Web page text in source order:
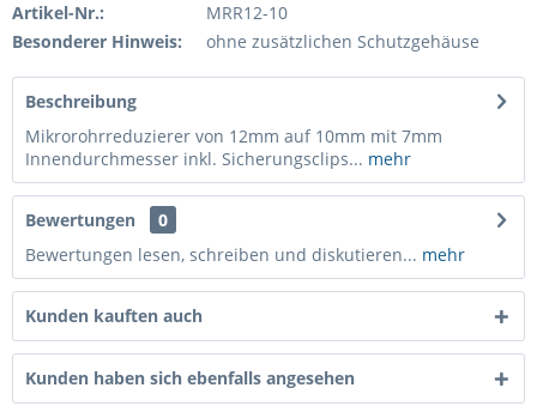
Artikel-Nr.:
MRR12-10
Besonderer Hinweis:
ohne zusätzlichen Schutzgehäuse
Beschreibung
Mikrorohrreduzierer von 12mm auf 10mm mit 7mm
Innendurchmesser inkl. Sicherungsclips... mehr
Bewertungen
0
Bewertungen lesen, schreiben und diskutieren... mehr
Kunden kauften auch
Kunden haben sich ebenfalls angesehen